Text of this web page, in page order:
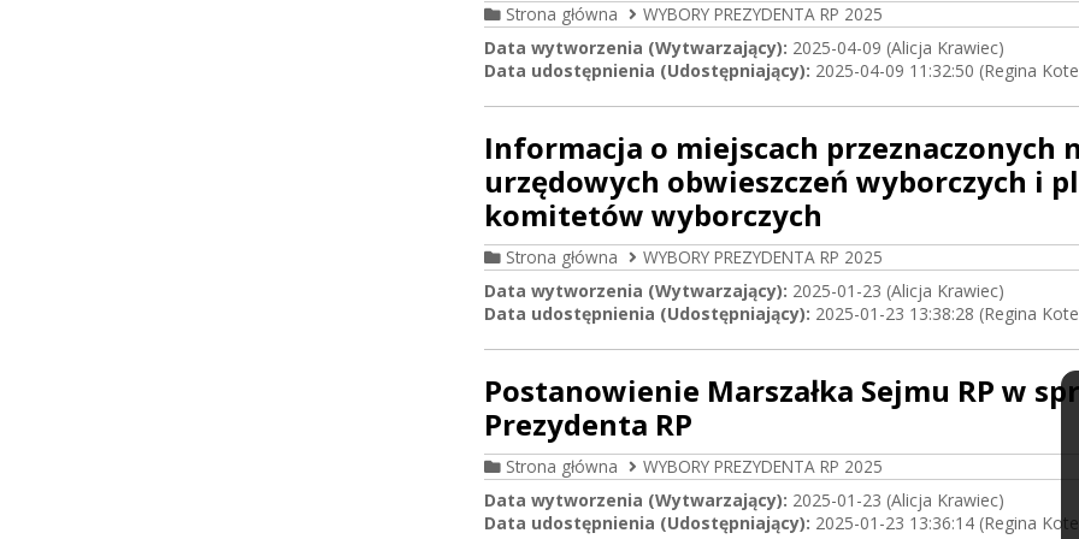
Strona główna
WYBORY PREZYDENTA RP 2025
Data wytworzenia (Wytwarzający): 2025-04-09 (Alicja Krawiec)
Data udostępnienia (Udostępniający): 2025-04-09 11:32:50 (Regina
Informacja o miejscach przeznaczonych
urzędowych obwieszczeń wyborczych i
komitetów wyborczych
Strona główna
WYBORY PREZYDENTA RP 2025
Data wytworzenia (Wytwarzający): 2025-01-23 (Alicja Krawiec)
Data udostępnienia (Udostępniający): 2025-01-23 13:38:28 (Regina
Postanowienie Marszałka Sejmu RP w
Prezydenta RP
Strona główna
WYBORY PREZYDENTA RP 2025
Data wytworzenia (Wytwarzający): 2025-01-23 (Alicja Krawiec)
Data udostępnienia (Udostępniający): 2025-01-23 13:36:14 (Regina